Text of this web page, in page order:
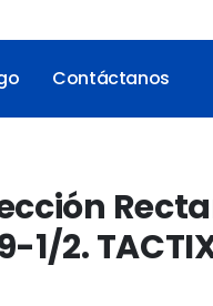
Contáctanos
1/2.